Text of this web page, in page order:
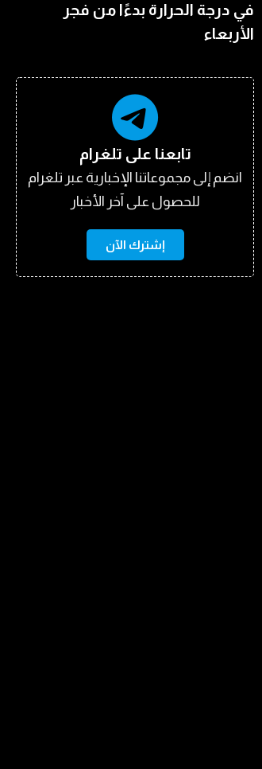
في درجة الحرارة بدءًا من فجر
الأربعاء
تابعنا على تلغرام
انضم إلى مجموعاتنا الإخبارية عبر تلغرام
للحصول على آخر الأخبار
إشترك الآن